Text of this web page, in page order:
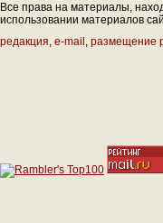
Все права на материалы,
использовании материалов
редакция, e-mail , размещение